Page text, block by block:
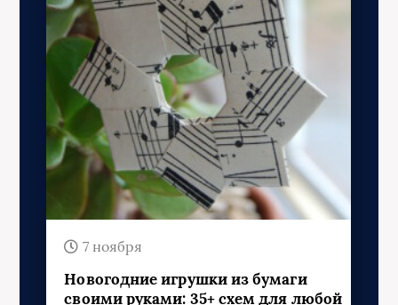
7 ноября
Новогодние игрушки из бумаги
своими руками: 35+ схем для любой